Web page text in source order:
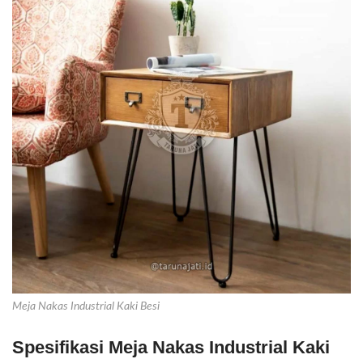
Meja Nakas Industrial Kaki Besi
Spesifikasi Meja Nakas Industrial Kaki